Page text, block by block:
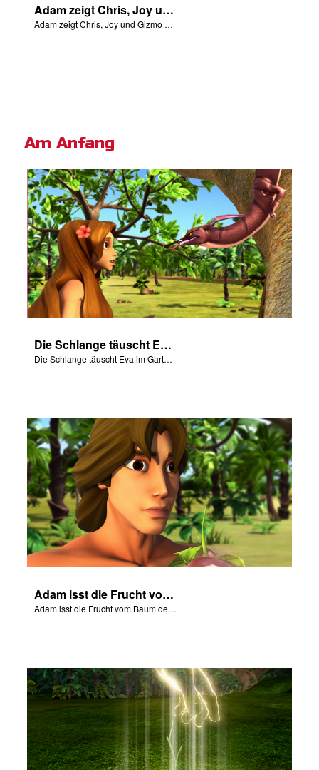
Adam zeigt Chris, Joy und Gizmo die 4 Flüsse Edens.
Adam zeigt Chris, Joy und Gizmo die 4 Flüsse Edens.
Am Anfang
Die Schlange täuscht Eva im Garten Eden.
Die Schlange täuscht Eva im Garten Eden.
Adam isst die Frucht vom Baum der Erkenntnis.
Adam isst die Frucht vom Baum der Erkenntnis.